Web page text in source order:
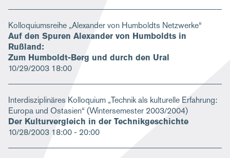
Kolloquiumsreihe „Alexander von Humboldts Netzwerke“
Auf den Spuren Alexander von Humboldts in
Rußland:
Zum Humboldt-Berg und durch den Ural
10/29/2003 18:00
Interdisziplinäres Kolloquium „Technik als kulturelle Erfahrung:
Europa und Ostasien“ (Wintersemester 2003/2004)
Der Kulturvergleich in der Technikgeschichte
10/28/2003 18:00 - 20:00